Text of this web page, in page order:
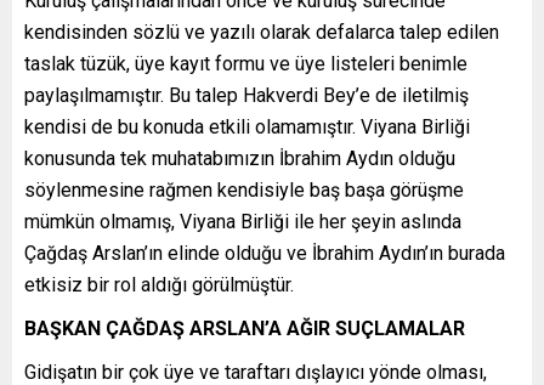
kendisinden sözlü ve yazılı olarak defalarca talep edilen
taslak tüzük, üye kayıt formu ve üye listeleri benimle
paylaşılmamıştır. Bu talep Hakverdi Bey’e de iletilmiş
kendisi de bu konuda etkili olamamıştır. Viyana Birliği
konusunda tek muhatabımızın İbrahim Aydın olduğu
söylenmesine rağmen kendisiyle baş başa görüşme
mümkün olmamış, Viyana Birliği ile her şeyin aslında
Çağdaş Arslan’ın elinde olduğu ve İbrahim Aydın’ın burada
etkisiz bir rol aldığı görülmüştür.
BAŞKAN ÇAĞDAŞ ARSLAN’A AĞIR SUÇLAMALAR
Gidişatın bir çok üye ve taraftarı dışlayıcı yönde olması,